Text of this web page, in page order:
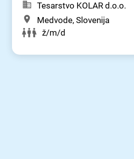
Tesarstvo KOLAR d.o.o.
Medvode, Slovenija
ž/m/d